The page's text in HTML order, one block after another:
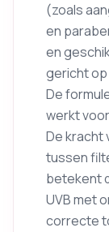
(zoals
en
en
gericht
De
werkt
De kracht
tussen
betekent
UVB met
correcte